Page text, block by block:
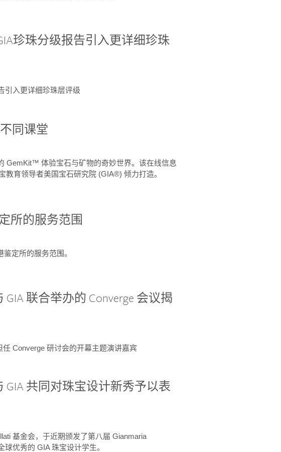
珍珠分级报告引入更详细珍珠
引入更详细珍珠层评级
同课堂
GemKit™ 体验宝石与矿物的奇妙世界。该在线信息
育领导者美国宝石研究院 (GIA®) 倾力打造。
所的服务范围
定所的服务范围。
联合举办的 Converge 会议揭
Converge 研讨会的开幕主题演讲嘉宾
GIA 共同对珠宝设计新秀予以表
基金会，于近期颁发了第八届 Gianmaria
优秀的 GIA 珠宝设计学生。